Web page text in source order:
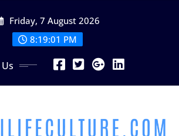
Friday, 7 August 2026
8:19:03 PM